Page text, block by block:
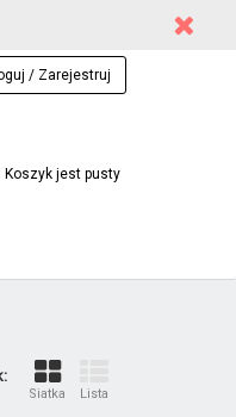
/ Zarejestruj
Koszyk jest pusty
Siatka Lista